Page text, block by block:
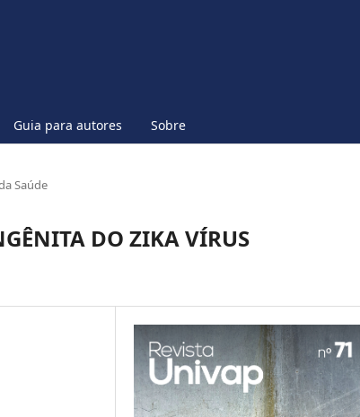
Guia para autores Sobre
Saúde
DO ZIKA VÍRUS